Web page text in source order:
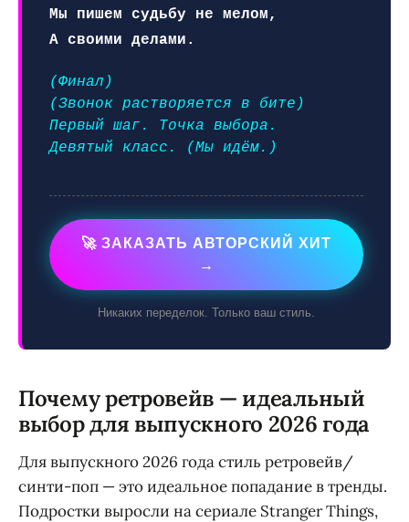
Мы пишем судьбу не мелом,
А своими делами.
(Финал)
(Звонок растворяется в бите)
Первый шаг. Точка выбора.
Девятый класс. (Мы идём.)
🚀 ЗАКАЗАТЬ АВТОРСКИЙ ХИТ
→
Никаких переделок. Только ваш стиль.
Почему ретровейв — идеальный
выбор для выпускного 2026 года
Для выпускного 2026 года стиль ретровейв/
синти-поп — это идеальное попадание в тренды.
Подростки выросли на сериале Stranger Things,